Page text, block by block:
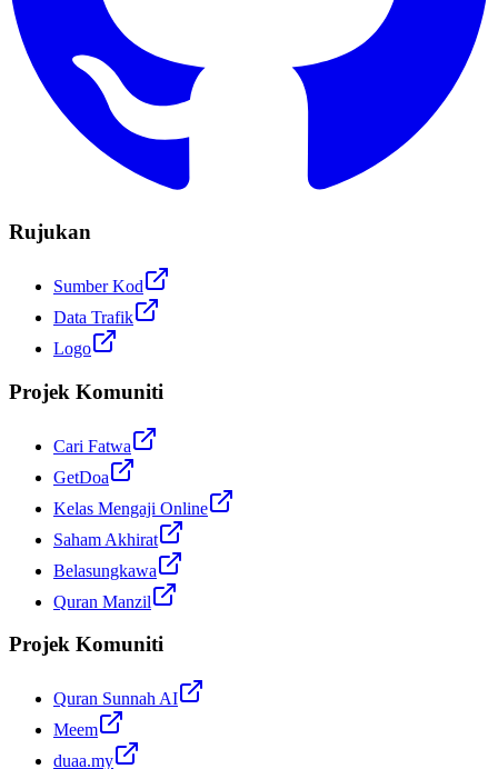
Rujukan
Sumber Kod
Data Trafik
Logo
Projek Komuniti
Cari Fatwa
GetDoa
Kelas Mengaji Online
Saham Akhirat
Belasungkawa
Quran Manzil
Projek Komuniti
Quran Sunnah AI
Meem
duaa.my